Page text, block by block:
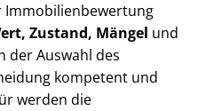
Im­mo­bi­li­en­be­wer­tung
Zustand, Mängel und
der Auswahl des
kompetent und
werden die